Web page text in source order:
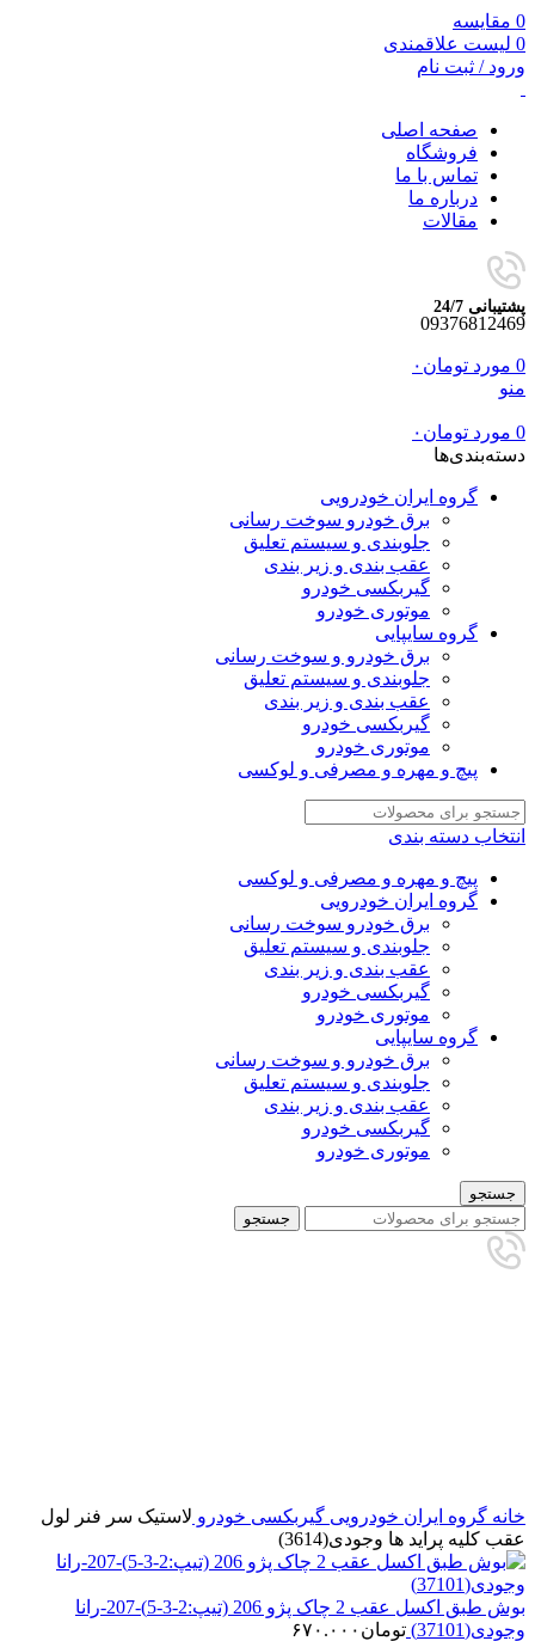
0 مقایسه
0 لیست علاقمندی
ورود / ثبت نام
صفحه اصلی
فروشگاه
تماس با ما
درباره ما
مقالات
پشتیبانی 24/7
09376812469
0 مورد تومان ۰
منو
0 مورد تومان ۰
دسته‌بندی‌ها
گروه ایران خودرویی
برق خودرو سوخت رسانی
جلوبندی و سیستم تعلیق
عقب بندی و زیر بندی
گیربکسی خودرو
موتوری خودرو
گروه سایپایی
برق خودرو و سوخت رسانی
جلوبندی و سیستم تعلیق
عقب بندی و زیر بندی
گیربکسی خودرو
موتوری خودرو
پیچ و مهره و مصرفی و لوکسی
انتخاب دسته بندی
پیچ و مهره و مصرفی و لوکسی
گروه ایران خودرویی
برق خودرو سوخت رسانی
جلوبندی و سیستم تعلیق
عقب بندی و زیر بندی
گیربکسی خودرو
موتوری خودرو
گروه سایپایی
برق خودرو و سوخت رسانی
جلوبندی و سیستم تعلیق
عقب بندی و زیر بندی
گیربکسی خودرو
موتوری خودرو
جستجو
جستجو
خانه گروه ایران خودرویی گیربکسی خودرو لاستیک سر فنر لول
عقب کلیه پراید ها وجودی(3614)
بوش طبق اکسل عقب 2 چاک پژو 206 (تیپ:2-3-5)-207-رانا
وجودی(37101)
تومان ۶۷۰.۰۰۰